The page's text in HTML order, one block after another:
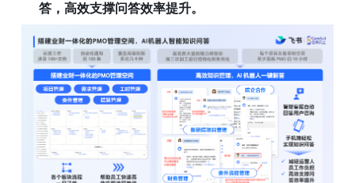
答，高效支撑问答效率提升。